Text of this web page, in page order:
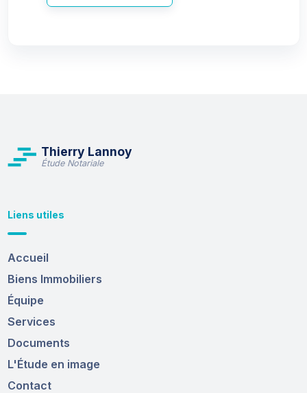
Thierry Lannoy
Étude Notariale
Liens utiles
Accueil
Biens Immobiliers
Équipe
Services
Documents
L'Étude en image
Contact